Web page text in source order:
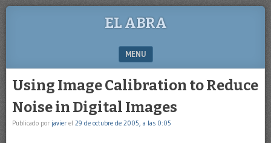
EL ABRA
MENU
Using Image Calibration to Reduce
Noise in Digital Images
Publicado por javier el 29 de octubre de 2005, a las 0:05